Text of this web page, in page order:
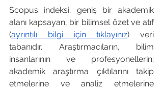
Scopus indeksi; geniş bir akademik
alanı kapsayan, bir bilimsel özet ve atıf
(ayrıntılı bilgi için tıklayınız) veri
tabanıdır. Araştırmacıların, bilim
insanlarının ve profesyonellerin;
akademik araştırma çıktılarını takip
etmelerine ve analiz etmelerine